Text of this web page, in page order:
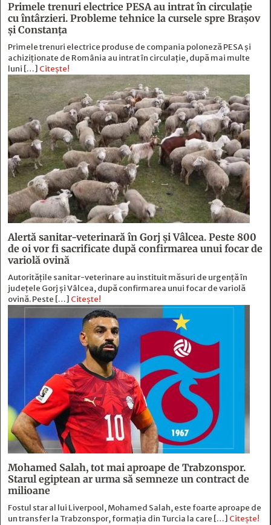
Primele trenuri electrice PESA au intrat în circulație
cu întârzieri. Probleme tehnice la cursele spre Brașov
și Constanța
Primele trenuri electrice produse de compania poloneză PESA și
achiziționate de România au intrat în circulație, după mai multe
luni […] Citește!
Alertă sanitar-veterinară în Gorj și Vâlcea. Peste 800
de oi vor fi sacrificate după confirmarea unui focar de
variolă ovină
Autoritățile sanitar-veterinare au instituit măsuri de urgență în
județele Gorj și Vâlcea, după confirmarea unui focar de variolă
ovină. Peste […] Citește!
Mohamed Salah, tot mai aproape de Trabzonspor.
Starul egiptean ar urma să semneze un contract de
milioane
Fostul star al lui Liverpool, Mohamed Salah, este foarte aproape de
un transfer la Trabzonspor, formația din Turcia la care […] Citește!